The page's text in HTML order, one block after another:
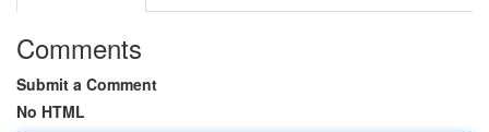
Comments
Submit a Comment
No HTML